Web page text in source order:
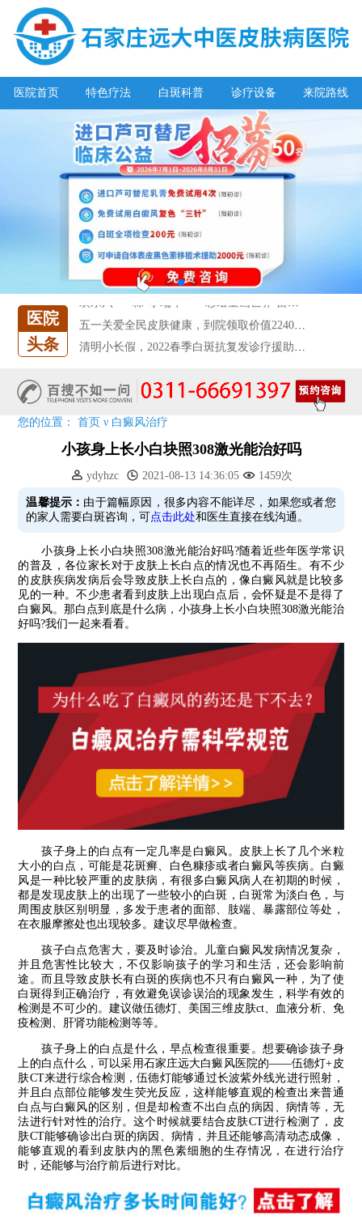
医院首页 特色疗法 白斑科普 诊疗设备 来院路线
医院
头条
阳春三月·抗白复发——远大白斑抗复发活动开启!
放寒假，祛白斑!7天唤醒黑色素!白斑强化诊疗进行中!
7天唤醒黑色素，寒假不留白 体面迎新年!
欢乐六一 “粽”享端午——彩绘童画世界 留住美丽瞬间
清明小长假，2022春季白斑抗复发诊疗援助活动开启!
放寒假，祛白斑!7天唤醒黑色素!白斑强化诊疗进行中!
预约从速!远大白转黑分享活动即将开幕!特邀北京专家来院坐诊!
恭贺伍德镜检查系统成功落户!暑期超强福利点击领取!
您的位置：首页 ν 白癜风治疗
小孩身上长小白块照308激光能治好吗
ydyhzc 2021-08-13 14:36:05 1459次
温馨提示： 由于篇幅原因，很多内容不能详尽，如果您或者您
的家人需要白斑咨询，可点击此处和医生直接在线沟通。
小孩身上长小白块照308激光能治好吗?随着近些年医学常识
的普及，各位家长对于皮肤上长白点的情况也不再陌生。有不少
的皮肤疾病发病后会导致皮肤上长白点的，像白癜风就是比较多
见的一种。不少患者看到皮肤上出现白点后，会怀疑是不是得了
白癜风。那白点到底是什么病，小孩身上长小白块照308激光能治
好吗?我们一起来看看。
孩子身上的白点有一定几率是白癜风。皮肤上长了几个米粒
大小的白点，可能是花斑癣、白色糠疹或者白癜风等疾病。白癜
风是一种比较严重的皮肤病，有很多白癜风病人在初期的时候，
都是发现皮肤上的出现了一些较小的白斑，白斑常为淡白色，与
周围皮肤区别明显，多发于患者的面部、肢端、暴露部位等处，
在衣服摩擦处也出现较多。建议尽早做检查。
孩子白点危害大，要及时诊治。儿童白癜风发病情况复杂，
并且危害性比较大，不仅影响孩子的学习和生活，还会影响前
途。而且导致皮肤长有白斑的疾病也不只有白癜风一种，为了使
白斑得到正确治疗，有效避免误诊误治的现象发生，科学有效的
检测是不可少的。建议做伍德灯、美国三维皮肤ct、血液分析、免
疫检测、肝肾功能检测等等。
孩子身上的白点是什么，早点检查很重要。想要确诊孩子身
上的白点什么，可以采用石家庄远大白癜风医院的——伍德灯+皮
肤CT来进行综合检测，伍德灯能够通过长波紫外线光进行照射，
并且白点部位能够发生荧光反应，这样能够直观的检查出来普通
白点与白癜风的区别，但是却检查不出白点的病因、病情等，无
法进行针对性的治疗。这个时候就要结合皮肤CT进行检测了，皮
肤CT能够确诊出白斑的病因、病情，并且还能够高清动态成像，
能够直观的看到皮肤内的黑色素细胞的生存情况，在进行治疗
时，还能够与治疗前后进行对比。